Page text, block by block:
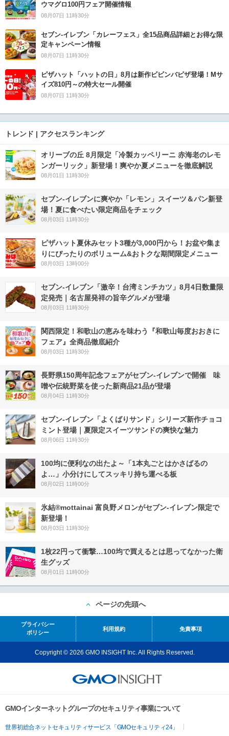
ウマグロ100円フェア開催情報
08月07日 11時30分
セブン‐イレブン「カレーフェス」全15品商品詳細とお得な限
定キャンペーン情報
08月07日 11時30分
ピザハット「ハットの日」8月は新作ビビンバピザ登場！Mサ
イズ810円～の特大セール開催
08月07日 11時30分
トレンド | アクセスランキング
オリーブの丘 8月限定「冷製カッペリーニ 赤海老のレモ
ンガーリック」新登場！爽やか夏メニューを徹底解説
08月01日 11時30分
セブン‐イレブンに爽やか「レモン」スイーツ＆パン新登
場！夏に食べたい限定商品をチェック
08月03日 11時30分
ピザハット夏休みセット3種が3,000円から！お盆や集ま
りにぴったりのボリューム&おトクな期間限定メニュー
08月03日 13時00分
セブン-イレブン「激辛！台湾ミンチカツ」8月4日数量限
定発売｜名古屋発祥の旨辛グルメが登場
08月03日 11時30分
関西限定！和歌山の恵みを味わう『和歌山毎度おおきに
フェア』全商品徹底紹介
08月03日 11時30分
長野県150周年記念フェアがセブン-イレブンで開催 味
噌や伝統野菜を使った新商品21品が登場
08月04日 11時30分
セブン‐イレブン「よくばりサンド」シリーズ新作チョコ
ミント登場｜夏限定スイーツサンドの爽快な魅力
08月06日 11時30分
100均に便利なの出たよ～「1本丸ごとはかさばるの
よ…」小分けにしてスッキリ持ち運べる板
08月02日 11時00分
氷結®mottainai 富良野メロンがセブン‐イレブン限定で
新登場！
08月03日 11時30分
1枚22円って衝撃…100均で買えるとは思ってなかった衛
生グッズ
08月01日 11時00分
ページの先頭へ
プライバシー
ポリシー
利用規約 免責事項
Copyright © 2026 GMO INSIGHT Inc. All Rights Reserved.
GMOインターネットグループのセキュリティ事業について
世界初総合ネットセキュリティサービス「GMOセキュリティ24」